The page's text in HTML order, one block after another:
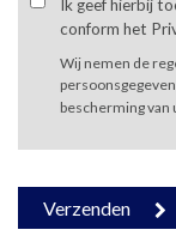
Ik geef hierbij
conform het
Wij nemen de
bescherming van